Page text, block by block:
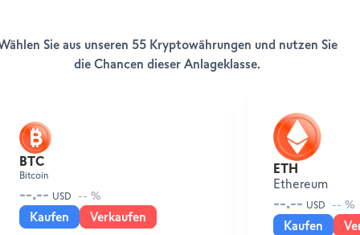
Sie aus unseren 55 Kryptowährungen und nutzen Sie
die Chancen dieser Anlageklasse.
BTC
Bitcoin
--.-- USD -- %
Kaufen Verkaufen
ETH
Ethereum
--.-- USD -- %
Kaufen
Ihr Konto eröffnen
HILFE & SUPPORT
Help Center
Kundenservice
SWISSQUOTE BANK EUROPE
Über uns
Leadership
Presseinformationen
Auszeichnungen